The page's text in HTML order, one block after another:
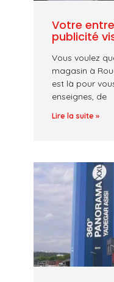
Votre
publicité
Vous voulez
magasin à
est là pour
enseignes, de
Lire la suite »